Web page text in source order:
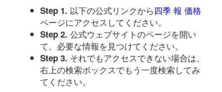
Step 1. 以下の公式リンクから四季 報 価格
ページにアクセスしてください。
Step 2. 公式ウェブサイトのページを開い
て、必要な情報を見つけてください。
Step 3. それでもアクセスできない場合は、
右上の検索ボックスでもう一度検索してみ
てください。